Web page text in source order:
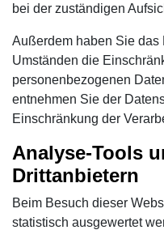
bei der zuständigen
Außerdem haben Sie das
Umständen die
personenbezogenen
entnehmen Sie der
Einschränkung der
Analyse-Tools
Drittanbietern
Beim Besuch dieser
statistisch ausgewertet